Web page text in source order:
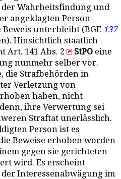
Wahrheitsfindung und
angeklagten Person
unterbleibt (BGE 137
Hinsichtlich staatlich
Art. 141 Abs. 2
StPO eine
nunmehr selber vor.
die Strafbehörden in
Verletzung von
haben, nicht
ihre Verwertung sei
Straftat unerlässlich.
Person ist es
Beweise erhoben worden
gegen sie gerichteten
wird. Es erscheint
der Interessenabwägung im